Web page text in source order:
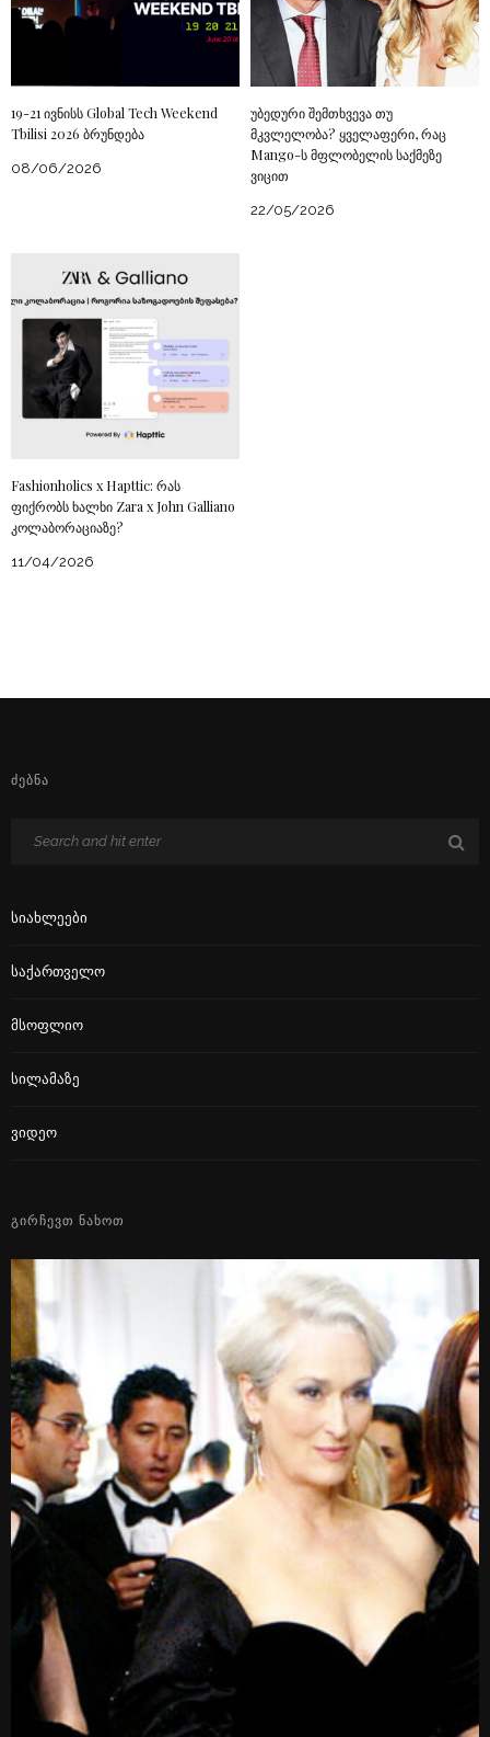
19-21 ივნისს Global Tech Weekend
Tbilisi 2026 ბრუნდება
08/06/2026
უბედური შემთხვევა თუ
მკვლელობა? ყველაფერი, რაც
Mango-ს მფლობელის საქმეზე
ვიცით
22/05/2026
Fashionholics x Hapttic: რას
ფიქრობს ხალხი Zara x John Galliano
კოლაბორაციაზე?
11/04/2026
ᲫᲔᲑᲜᲐ
Სიახლეები
Საქართველო
Მსოფლიო
Სილამაზე
Ვიდეო
ᲒᲘᲠᲩᲔᲕᲗ ᲜᲐᲮᲝᲗ